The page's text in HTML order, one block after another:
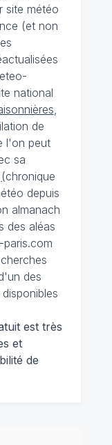
site météo
(et non
national
de
l'on peut
sa
(chronique
depuis
almanach
des aléas
des
est très
et
de